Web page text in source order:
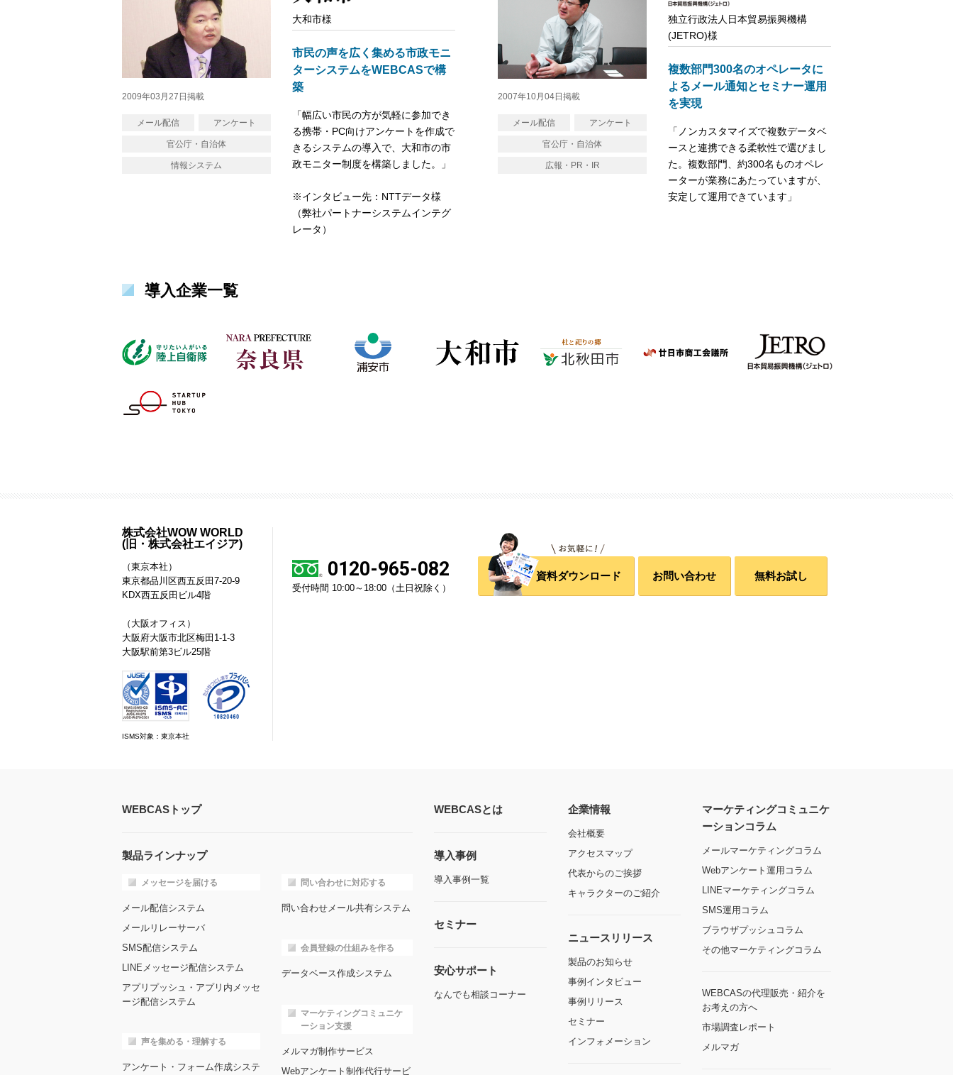
大和市様
市民の声を広く集める市政モニ
ターシステムをWEBCASで構
築
「幅広い市民の方が気軽に参加でき
る携帯・PC向けアンケートを作成で
きるシステムの導入で、大和市の市
政モニター制度を構築しました。」
※インタビュー先：NTTデータ様
（弊社パートナーシステムインテグ
レータ）
メール配信 アンケート
官公庁・自治体
情報システム
2009年03月27日掲載
独立行政法人日本貿易振興機構
(JETRO)様
複数部門300名のオペレータに
よるメール通知とセミナー運用
を実現
「ノンカスタマイズで複数データベ
ースと連携できる柔軟性で選びまし
た。複数部門、約300名ものオペレ
ーターが業務にあたっていますが、
安定して運用できています」
メール配信 アンケート
官公庁・自治体
広報・PR・IR
2007年10月04日掲載
導入企業一覧
株式会社WOW WORLD
(旧・株式会社エイジア)
（東京本社）
東京都品川区西五反田7-20-9
KDX西五反田ビル4階
（大阪オフィス）
大阪府大阪市北区梅田1-1-3
大阪駅前第3ビル25階
ISMS対象：東京本社
0120-965-082
受付時間 10:00～18:00（土日祝除く）
資料ダウンロード お問い合わせ 無料お試し
WEBCASトップ
製品ラインナップ
メッセージを届ける
メール配信システム
メールリレーサーバ
SMS配信システム
LINEメッセージ配信システム
アプリプッシュ・アプリ内メッセ
ージ配信システム
声を集める・理解する
アンケート・フォーム作成システ
問い合わせに対応する
問い合わせメール共有システム
会員登録の仕組みを作る
データベース作成システム
マーケティングコミュニケ
ーション支援
メルマガ制作サービス
Webアンケート制作代行サービ
WEBCASとは
導入事例
導入事例一覧
セミナー
安心サポート
なんでも相談コーナー
企業情報
会社概要
アクセスマップ
代表からのご挨拶
キャラクターのご紹介
ニュースリリース
製品のお知らせ
事例インタビュー
事例リリース
セミナー
インフォメーション
マーケティングコミュニケ
ーションコラム
メールマーケティングコラム
Webアンケート運用コラム
LINEマーケティングコラム
SMS運用コラム
ブラウザプッシュコラム
その他マーケティングコラム
WEBCASの代理販売・紹介を
お考えの方へ
市場調査レポート
メルマガ